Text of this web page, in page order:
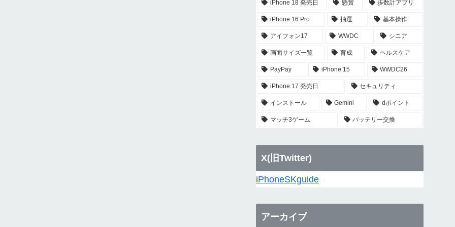
iPhone 18 発売日 懸賞 歩数計アプリ
iPhone 16 Pro 抽選 基本操作
アイフォン17 WWDC シニア
画面サイズ一覧 育成 ヘルスケア
PayPay iPhone 15 WWDC26
iPhone 17 発売日 セキュリティ
インストール Gemini dポイント
マッチ3ゲーム バッテリー交換
X(旧Twitter)
iPhoneSKguide
アーカイブ